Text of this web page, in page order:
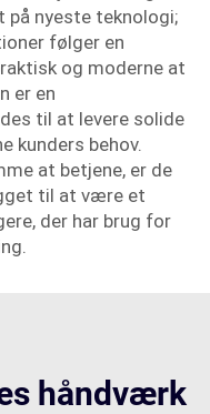
på nyeste teknologi;
følger en
og moderne at
er en
til at levere solide
kunders behov.
at betjene, er de
til at være et
der har brug for
håndværk